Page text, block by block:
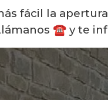
fácil la
☎️ y te